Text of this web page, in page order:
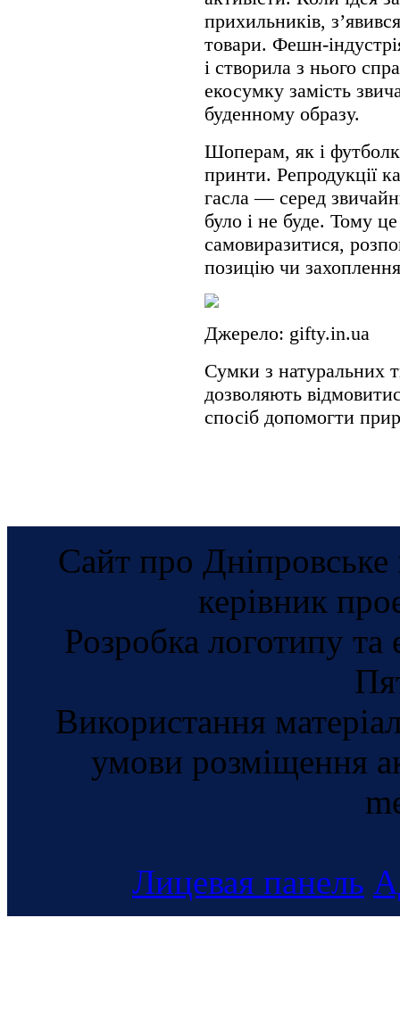
прихильників,
товари. Фешн-
і створила з нього
екосумку замість
буденному образу.
Шоперам, як і
принти. Репродукції
гасла — серед
було і не буде. Тому
самовиразитися,
позицію чи
Джерело: gifty.in.ua
Сумки з натуральних
дозволяють
спосіб допомогти
Сайт про
керівник
Розробка логотипу та
Використання
умови розміщення
Лицевая панель